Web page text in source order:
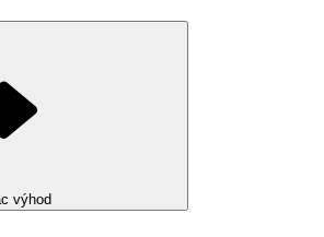
výhod